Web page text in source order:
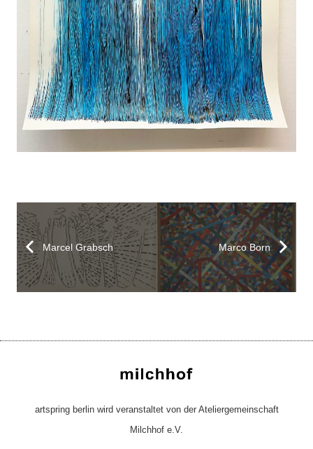
Marcel Grabsch Marco Born
artspring berlin wird veranstaltet von der Ateliergemeinschaft
Milchhof e.V.